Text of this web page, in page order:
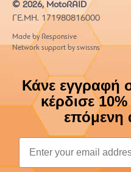
© 2026, MotoRAID
ΓΕ.ΜΗ. 171980816000
Made by Responsive
Network support by swissns
Κάνε εγγραφή
κέρδισε
επόμενη
Email